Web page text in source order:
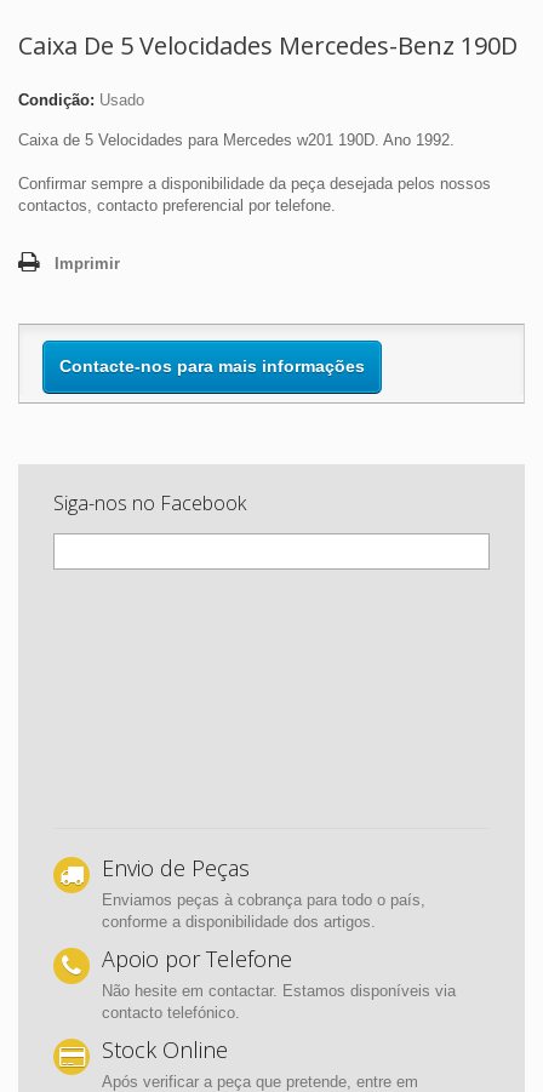
Caixa De 5 Velocidades Mercedes-Benz 190D
Condição: Usado
Caixa de 5 Velocidades para Mercedes w201 190D. Ano 1992.
Confirmar sempre a disponibilidade da peça desejada pelos nossos
contactos, contacto preferencial por telefone.
Imprimir
Contacte-nos para mais informações
Siga-nos no Facebook
Envio de Peças
Enviamos peças à cobrança para todo o país,
conforme a disponibilidade dos artigos.
Apoio por Telefone
Não hesite em contactar. Estamos disponíveis via
contacto telefónico.
Stock Online
Após verificar a peça que pretende, entre em